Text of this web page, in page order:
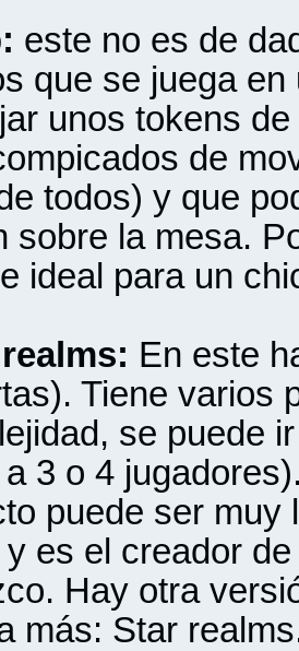
este no es de
que se juega
unos tokens
de
todos) y que
sobre la mesa.
ideal para un
En este
Tiene varios
se puede
3 o 4
puede ser muy
es el creador
Hay otra
más: Star